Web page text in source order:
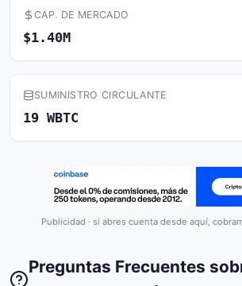
CAP. DE MERCADO
$1.40M
SUMINISTRO CIRCULANTE
19 WBTC
Publicidad · si abres cuenta desde aquí,
Preguntas Frecuentes